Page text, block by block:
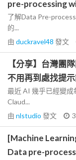
pre-processing
了解Data Pre-
的...
由 duckravel48 發文
【分享】台灣團
不用再到處找提
最近 AI 幾乎已經變成
Claud...
由 nlstudio 發文
[Machine
Data pre-